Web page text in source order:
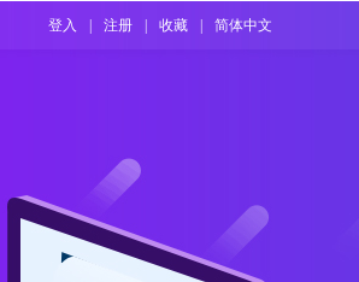
登入 注册 收藏 简体中文